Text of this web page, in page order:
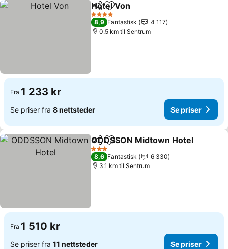
Del Legg til i favoritter
Hotel Von
4 Stjerner
8,9 Fantastisk
4 117
0.5 km til Sentrum
Fra 1 233 kr
Se priser fra 8 nettsteder Se priser
Del Legg til i favoritter
ODDSSON Midtown Hotel
3 Stjerner
8,6 Fantastisk
6 330
3.1 km til Sentrum
Fra 1 510 kr
Se priser fra 11 nettsteder Se priser